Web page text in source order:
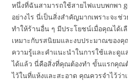
หนึ่งที่ฉันสามารถใช้สายไฟแบบพกพา
อย่างไร นี่เป็นสิ่งสำคัญมากเพราะจะช่
ทำให้ร้านอื่น ๆ มีประโยชน์เมื่อคุณได้เ
เหมาะกับรสนิยมและงบประมาณของ
ความรู้และคำแนะนำในการใช้และดูแ
ได้แล้ว นี่คือสิ่งที่คุณต้องทำ ขั้นแรกคุณต้
ไว้ในที่แห้งและสะอาด คุณควรจำไว้ว่า